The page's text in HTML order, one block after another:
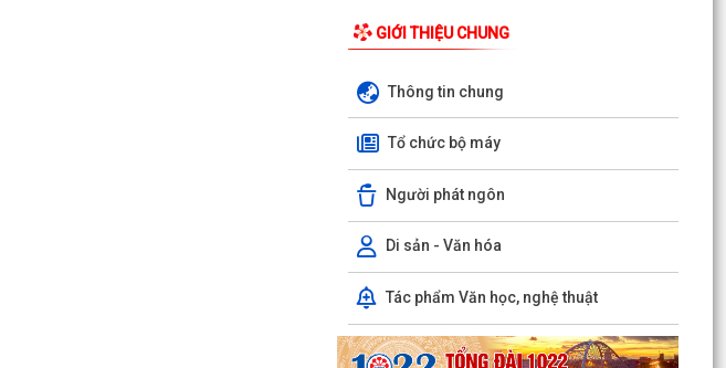
GIỚI THIỆU CHUNG
Thông tin chung
Tổ chức bộ máy
Người phát ngôn
Di sản - Văn hóa
Tác phẩm Văn học, nghệ thuật